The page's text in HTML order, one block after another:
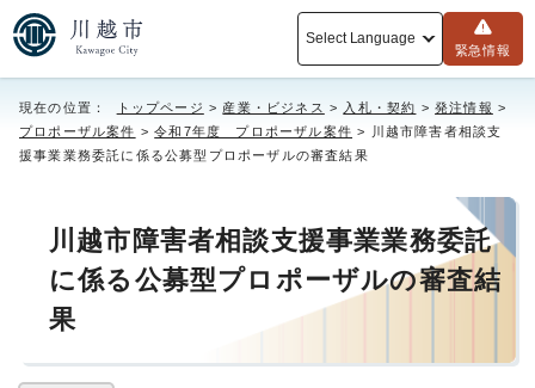
Select Language
緊急情報
現在の位置： トップページ > 産業・ビジネス > 入札・契約 >発注情報 >
プロポーザル案件 >令和7年度 プロポーザル案件 > 川越市障害者相談支
援事業業務委託に係る公募型プロポーザルの審査結果
川越市障害者相談支援事業業務委託
に係る公募型プロポーザルの審査結
果